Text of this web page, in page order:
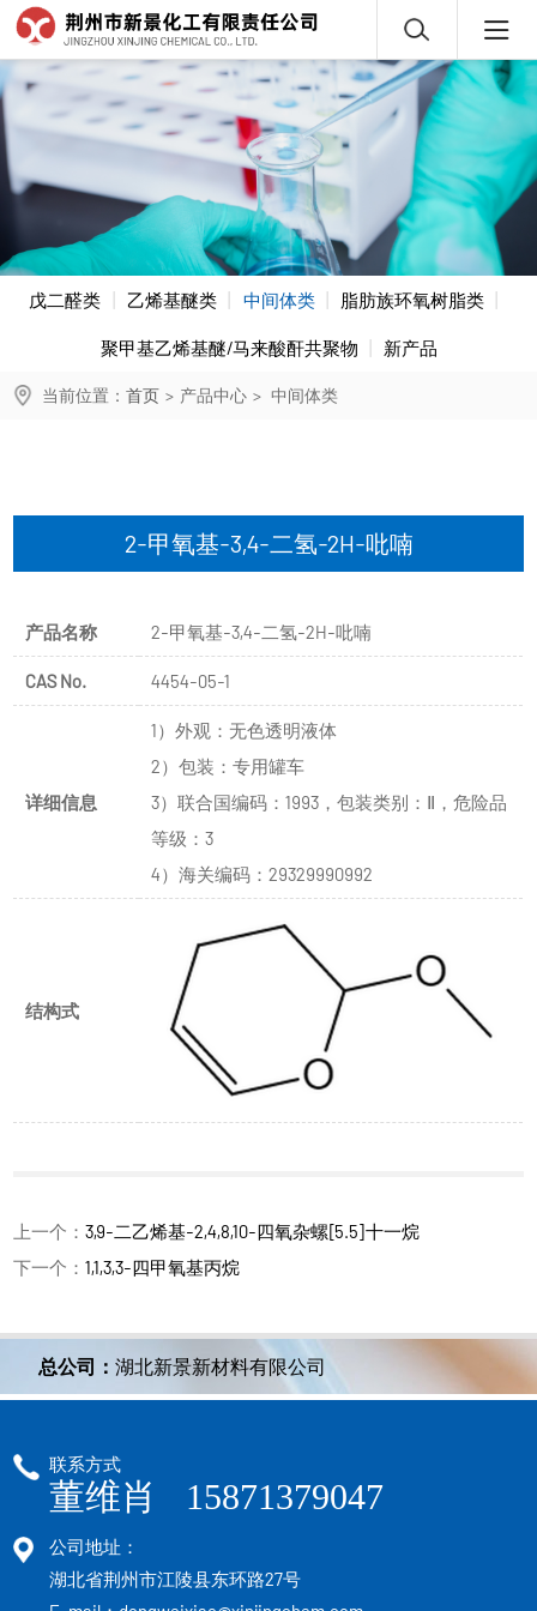
戊二醛类 乙烯基醚类 中间体类 脂肪族环氧树脂类
聚甲基乙烯基醚/马来酸酐共聚物 新产品
当前位置： 首页 > 产品中心 > 中间体类
2-甲氧基-3,4-二氢-2H-吡喃
产品名称 2-甲氧基-3,4-二氢-2H-吡喃
CAS No. 4454-05-1
详细信息
1）外观：无色透明液体
2）包装：专用罐车
3）联合国编码：1993，包装类别：Ⅱ，危险品
等级：3
4）海关编码：29329990992
结构式
上一个：3,9-二乙烯基-2,4,8,10-四氧杂螺[5.5]十一烷
下一个：1,1,3,3-四甲氧基丙烷
总公司：湖北新景新材料有限公司
联系方式
董维肖 15871379047
公司地址：
湖北省荆州市江陵县东环路27号